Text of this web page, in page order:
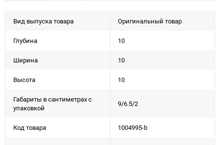
Вид выпуска товара Оригинальный товар
Глубина 10
Ширина 10
Высота 10
Габариты в сантиметрах с
упаковкой
9/6.5/2
Код товара 1004995-b